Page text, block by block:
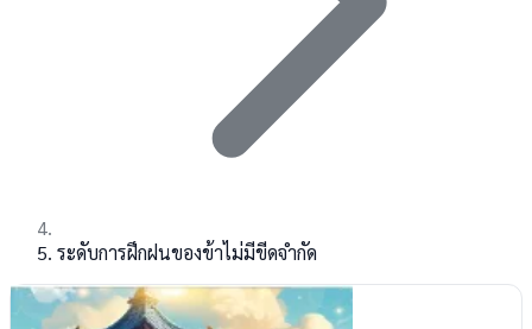
ระดับการฝึกฝนของข้าไม่มีขีดจำกัด